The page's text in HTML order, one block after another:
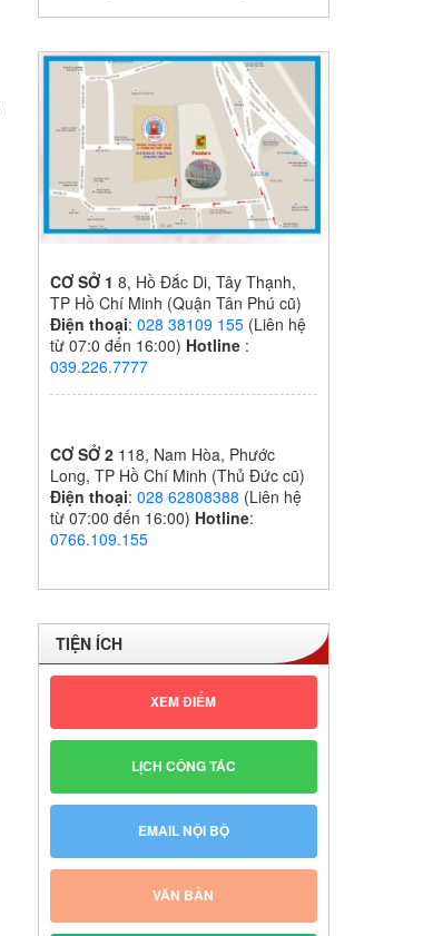
CƠ SỞ 1 8, Hồ Đắc Di, Tây Thạnh,
TP Hồ Chí Minh (Quận Tân Phú cũ)
Điện thoại: 028 38109 155(Liên hệ
từ 07:0 đến 16:00) Hotline:
039.226.7777
CƠ SỞ 2 118, Nam Hòa, Phước
Long, TP Hồ Chí Minh (Thủ Đức cũ)
Điện thoại: 028 62808388 (Liên hệ
từ 07:00 đến 16:00) Hotline:
0766.109.155
TIỆN ÍCH
XEM ĐIỂM
LỊCH CÔNG TÁC
EMAIL NỘI BỘ
VĂN BẢN